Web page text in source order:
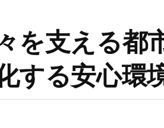
を支える都
する安心環